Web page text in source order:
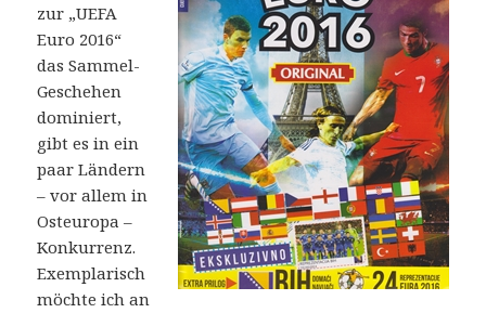
zur „UEFA
Euro 2016“
das Sammel-
Geschehen
dominiert,
gibt es in ein
paar Ländern
– vor allem in
Osteuropa –
Konkurrenz.
Exemplarisch
möchte ich an